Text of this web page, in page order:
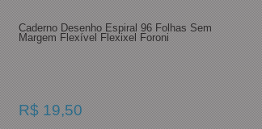
Caderno Desenho Espiral 96 Folhas Sem
Margem Flexível Flexixel Foroni
R$ 19,50